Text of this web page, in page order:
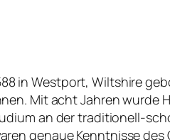
in Westport, Wiltshire
Mit acht Jahren wurde
an der traditionell-
genaue Kenntnisse